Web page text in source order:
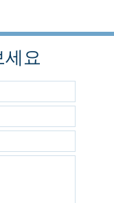
세요